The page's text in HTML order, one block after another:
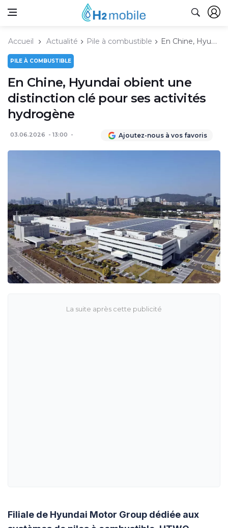
Accueil Actualité Pile à combustible En Chine, Hyundai obient une distinction clé pour ses activités hydrogène
PILE À COMBUSTIBLE
En Chine, Hyundai obient une
distinction clé pour ses activités
hydrogène
03.06.2026 13:00 Ajoutez-nous à vos favoris
Filiale de Hyundai Motor Group dédiée aux